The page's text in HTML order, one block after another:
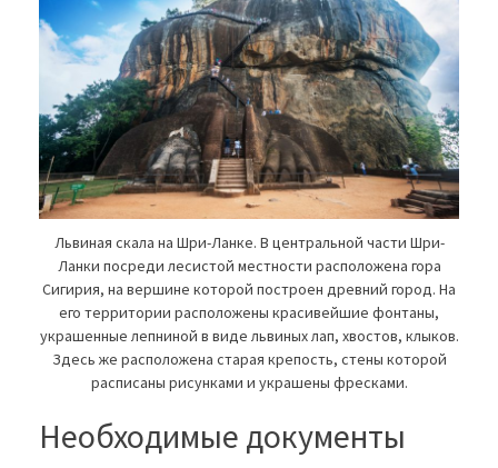
Львиная скала на Шри-Ланке. В центральной части Шри-
Ланки посреди лесистой местности расположена гора
Сигирия, на вершине которой построен древний город. На
его территории расположены красивейшие фонтаны,
украшенные лепниной в виде львиных лап, хвостов, клыков.
Здесь же расположена старая крепость, стены которой
расписаны рисунками и украшены фресками.
Необходимые документы